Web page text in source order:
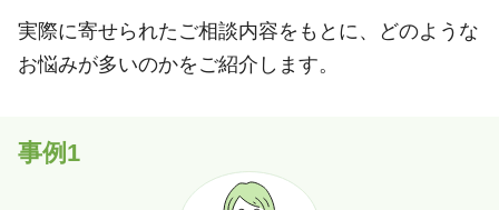
実際に寄せられたご相談内容をもとに、どのような
お悩みが多いのかをご紹介します。
事例1